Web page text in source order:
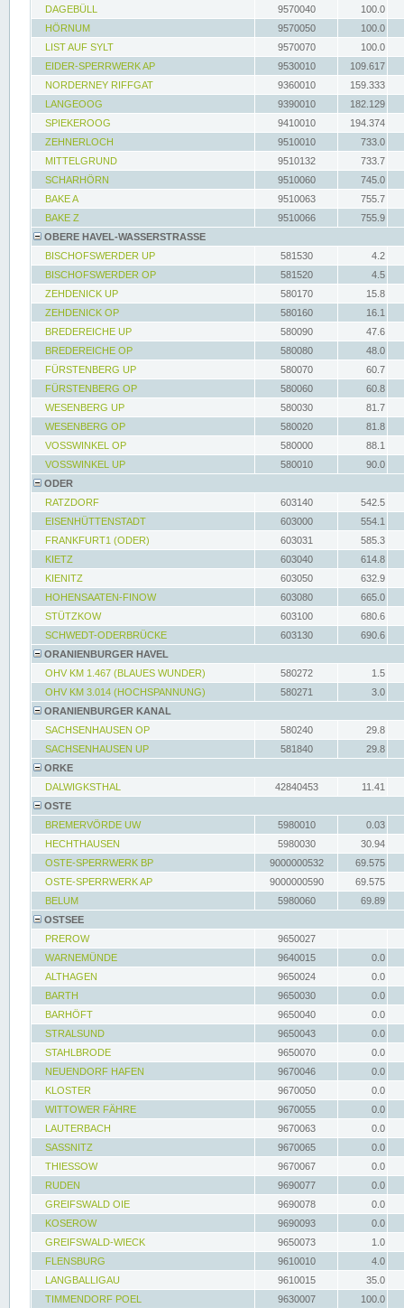
DAGEBÜLL 9570040
100.0
HÖRNUM
9570050
100.0
LIST AUF SYLT
9570070
100.0
EIDER-SPERRWERK AP
9530010
109.617
NORDERNEY RIFFGAT
9360010
159.333
LANGEOOG
9390010
182.129
SPIEKEROOG
9410010
194.374
ZEHNERLOCH
9510010
733.0
MITTELGRUND
9510132
733.7
SCHARHÖRN
9510060
745.0
BAKE A
9510063
755.7
BAKE Z
9510066
755.9
OBERE HAVEL-WASSERSTRASSE
BISCHOFSWERDER UP
581530
4.2
BISCHOFSWERDER OP
581520
4.5
ZEHDENICK UP
580170
15.8
ZEHDENICK OP
580160
16.1
BREDEREICHE UP
580090
47.6
BREDEREICHE OP
580080
48.0
FÜRSTENBERG UP
580070
60.7
FÜRSTENBERG OP
580060
60.8
WESENBERG UP
580030
81.7
WESENBERG OP
580020
81.8
VOSSWINKEL OP
580000
88.1
VOSSWINKEL UP
580010
90.0
ODER
RATZDORF
603140
542.5
EISENHÜTTENSTADT
603000
554.1
FRANKFURT1 (ODER)
603031
585.3
KIETZ
603040
614.8
KIENITZ
603050
632.9
HOHENSAATEN-FINOW
603080
665.0
STÜTZKOW
603100
680.6
SCHWEDT-ODERBRÜCKE
603130
690.6
ORANIENBURGER HAVEL
OHV KM 1.467 (BLAUES WUNDER)
580272
1.5
OHV KM 3.014 (HOCHSPANNUNG)
580271
3.0
ORANIENBURGER KANAL
SACHSENHAUSEN OP
580240
29.8
SACHSENHAUSEN UP
581840
29.8
ORKE
DALWIGKSTHAL
42840453
11.41
OSTE
BREMERVÖRDE UW
5980010
0.03
HECHTHAUSEN
5980030
30.94
OSTE-SPERRWERK BP
9000000532
69.575
OSTE-SPERRWERK AP
9000000590
69.575
BELUM
5980060
69.89
OSTSEE
PREROW
9650027
WARNEMÜNDE
9640015
0.0
ALTHAGEN
9650024
0.0
BARTH
9650030
0.0
BARHÖFT
9650040
0.0
STRALSUND
9650043
0.0
STAHLBRODE
9650070
0.0
NEUENDORF HAFEN
9670046
0.0
KLOSTER
9670050
0.0
WITTOWER FÄHRE
9670055
0.0
LAUTERBACH
9670063
0.0
SASSNITZ
9670065
0.0
THIESSOW
9670067
0.0
RUDEN
9690077
0.0
GREIFSWALD OIE
9690078
0.0
KOSEROW
9690093
0.0
GREIFSWALD-WIECK
9650073
1.0
FLENSBURG
9610010
4.0
LANGBALLIGAU
9610015
35.0
TIMMENDORF POEL
9630007
100.0